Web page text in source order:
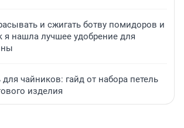
и сжигать ботву помидоров и
я нашла лучшее удобрение для
чайников: гайд от набора петель
изделия